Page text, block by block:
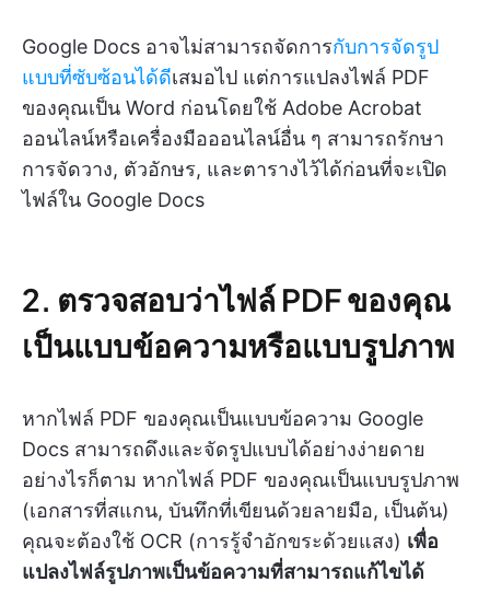
Google Docs อาจไม่สามารถจัดการกับการจัดรูป
แบบที่ซับซ้อนได้ดีเสมอไป แต่การแปลงไฟล์ PDF
ของคุณเป็น Word ก่อนโดยใช้ Adobe Acrobat
ออนไลน์หรือเครื่องมือออนไลน์อื่น ๆ สามารถรักษา
การจัดวาง, ตัวอักษร, และตารางไว้ได้ก่อนที่จะเปิด
ไฟล์ใน Google Docs
2. ตรวจสอบว่าไฟล์ PDF ของคุณ
เป็นแบบข้อความหรือแบบรูปภาพ
หากไฟล์ PDF ของคุณเป็นแบบข้อความ Google
Docs สามารถดึงและจัดรูปแบบได้อย่างง่ายดาย
อย่างไรก็ตาม หากไฟล์ PDF ของคุณเป็นแบบรูปภาพ
(เอกสารที่สแกน, บันทึกที่เขียนด้วยลายมือ, เป็นต้น)
คุณจะต้องใช้ OCR (การรู้จำอักขระด้วยแสง) เพื่อ
แปลงไฟล์รูปภาพเป็นข้อความที่สามารถแก้ไขได้